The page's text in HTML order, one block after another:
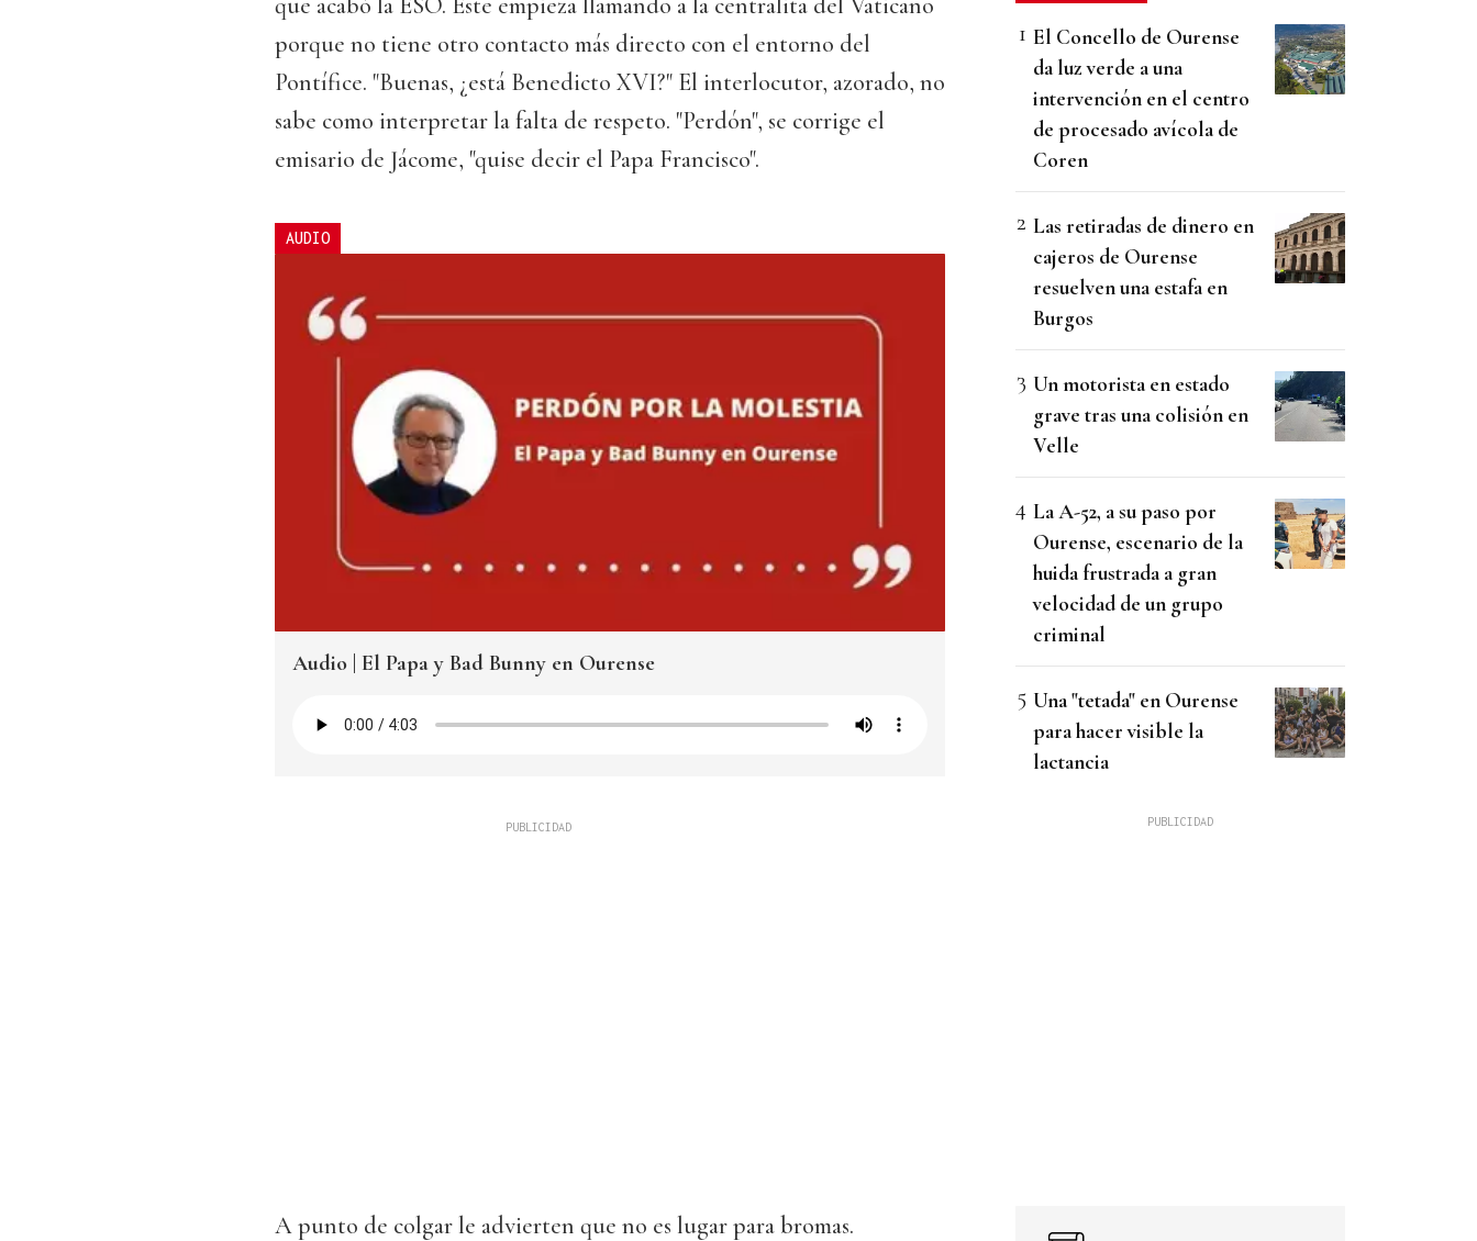
porque no tiene otro contacto más directo con el entorno del
Pontífice. "Buenas, ¿está Benedicto XVI?" El interlocutor, azorado, no
sabe como interpretar la falta de respeto. "Perdón", se corrige el
emisario de Jácome, "quise decir el Papa Francisco".
AUDIO
Audio | El Papa y Bad Bunny en Ourense
A punto de colgar le advierten que no es lugar para bromas.
El Concello de Ourense
da luz verde a una
intervención en el centro
de procesado avícola de
Coren
Las retiradas de dinero en
cajeros de Ourense
resuelven una estafa en
Burgos
Un motorista en estado
grave tras una colisión en
Velle
La A-52, a su paso por
Ourense, escenario de la
huida frustrada a gran
velocidad de un grupo
criminal
Una "tetada" en Ourense
para hacer visible la
lactancia